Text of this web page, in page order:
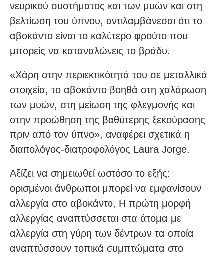
νευρικού συστήματος και των μυών και στη
βελτίωση του ύπνου, αντιλαμβάνεσαι ότι το
αβοκάντο είναι το καλύτερο φρούτο που
μπορείς να καταναλώνεις το βράδυ.
«Χάρη στην περιεκτικότητά του σε μεταλλικά
στοιχεία, το αβοκάντο βοηθά στη χαλάρωση
των μυών, στη μείωση της φλεγμονής και
στην προώθηση της βαθύτερης ξεκούρασης
πριν από τον ύπνο», αναφέρει σχετικά η
διαιτολόγος-διατροφολόγος Laura Jorge.
Αξίζει να σημειωθεί ωστόσο το εξής:
ορισμένοι άνθρωποι μπορεί να εμφανίσουν
αλλεργία στο αβοκάντο, Η πρώτη μορφή
αλλεργίας αναπτύσσεται στα άτομα με
αλλεργία στη γύρη των δέντρων τα οποία
αναπτύσσουν τοπικά συμπτώματα στο